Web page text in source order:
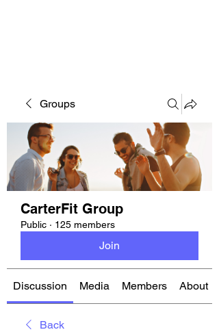
Groups
CarterFit Group
Public · 125 members
Join
Discussion Media Members About
Back